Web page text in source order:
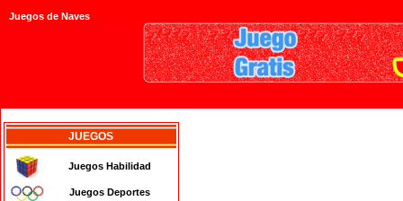
Juegos de Naves
JUEGOS
Juegos Habilidad
Juegos Deportes